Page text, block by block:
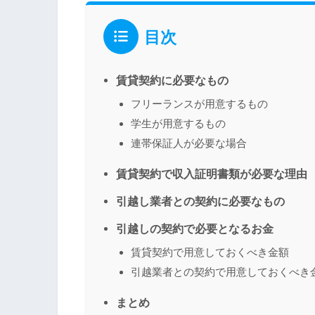
目次
賃貸契約に必要なもの
フリーランスが用意するもの
学生が用意するもの
連帯保証人が必要な場合
賃貸契約で収入証明書類が必要な理由
引越し業者との契約に必要なもの
引越しの契約で必要となるお金
賃貸契約で用意しておくべき金額
引越業者との契約で用意しておくべき
まとめ